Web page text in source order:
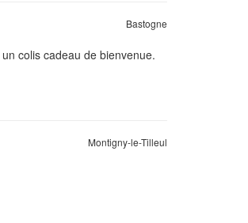
Bastogne
colis cadeau de bienvenue.
Montigny-le-Tilleul